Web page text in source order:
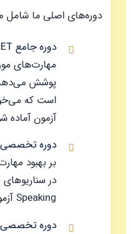
دوره‌های اصلی ما شامل
دوره جامع OET:
پوشش می‌دهد
است که
آزمون آماده
دوره تخصصی
بر بهبود
در
Speaking آزمون OET ضروری است.
دوره تخصصی